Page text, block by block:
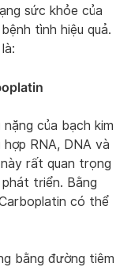
sức khỏe của
tình hiệu quả.
của bạch kim
RNA, DNA và
rất quan trọng
triển. Bằng
có thể
bằng đường tiêm